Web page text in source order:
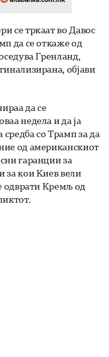
се тркаат во Давос
да се откаже од
Гренланд,
објави
да се
недела и да ја
со Трамп за да
од американскиот
гаранции за
за кои Киев вели
одврати Кремљ од